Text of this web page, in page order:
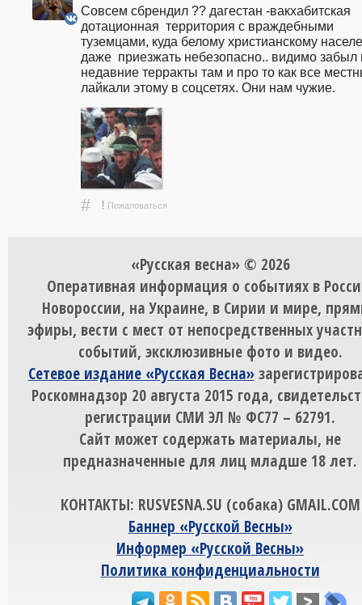
Совсем сбрендил ?? дагестан -вакхабитская
дотационная  территория с враждебными
туземцами, куда белому христианскому
даже  приезжать небезопасно.. видимо забыл
недавние терракты там и про то как все
лайкали этому в соцсетях. Они нам чужие.
# ! Пожаловаться
«Русская весна» © 2026
Оперативная информация о событиях в
Новороссии, на Украине, в Сирии и мире,
эфиры, вести с мест от непосредственных
событий, эксклюзивные фото и видео.
Сетевое издание «Русская Весна»
Роскомнадзор 20 августа 2015 года,
регистрации СМИ ЭЛ № ФС77 – 62791.
Сайт может содержать материалы, не
предназначенные для лиц младше 18 лет.
КОНТАКТЫ: RUSVESNA.SU (собака) GMAIL.COM
Баннер «Русской Весны»
Информер «Русской Весны»
Политика конфиденциальности